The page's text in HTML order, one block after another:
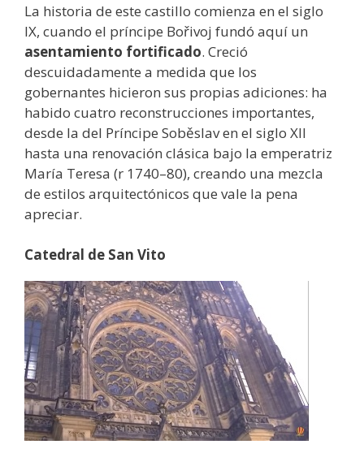
La historia de este castillo comienza en el siglo
IX, cuando el príncipe Bořivoj fundó aquí un
asentamiento fortificado. Creció
descuidadamente a medida que los
gobernantes hicieron sus propias adiciones: ha
habido cuatro reconstrucciones importantes,
desde la del Príncipe Soběslav en el siglo XII
hasta una renovación clásica bajo la emperatriz
María Teresa (r 1740–80), creando una mezcla
de estilos arquitectónicos que vale la pena
apreciar.
Catedral de San Vito